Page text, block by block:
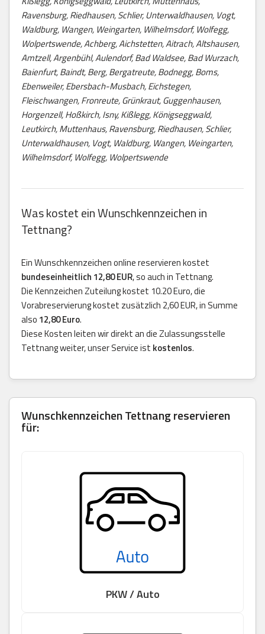
Ravensburg, Riedhausen, Schlier, Unterwaldhausen, Vogt,
Waldburg, Wangen, Weingarten, Wilhelmsdorf, Wolfegg,
Wolpertswende, Achberg, Aichstetten, Aitrach, Altshausen,
Amtzell, Argenbühl, Aulendorf, Bad Waldsee, Bad Wurzach,
Baienfurt, Baindt, Berg, Bergatreute, Bodnegg, Boms,
Ebenweiler, Ebersbach-Musbach, Eichstegen,
Fleischwangen, Fronreute, Grünkraut, Guggenhausen,
Horgenzell, Hoßkirch, Isny, Kißlegg, Königseggwald,
Leutkirch, Muttenhaus, Ravensburg, Riedhausen, Schlier,
Unterwaldhausen, Vogt, Waldburg, Wangen, Weingarten,
Wilhelmsdorf, Wolfegg, Wolpertswende
Was kostet ein Wunschkennzeichen in
Tettnang?
Ein Wunschkennzeichen online reservieren kostet
bundeseinheitlich 12,80 EUR, so auch in Tettnang.
Die Kennzeichen Zuteilung kostet 10.20 Euro, die
Vorabreservierung kostet zusätzlich 2,60 EUR, in Summe
also 12,80 Euro.
Diese Kosten leiten wir direkt an die Zulassungsstelle
Tettnang weiter, unser Service ist kostenlos.
Wunschkennzeichen Tettnang reservieren
für:
PKW / Auto